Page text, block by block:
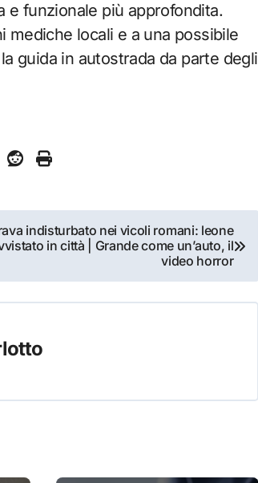
e funzionale più approfondita.
mediche locali e a una possibile
guida in autostrada da parte degli
indisturbato nei vicoli romani: leone
in città | Grande come un’auto, il
video horror